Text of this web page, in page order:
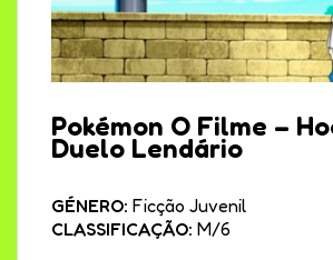
Pokémon O Filme –
Duelo Lendário
GÉNERO: Ficção Juvenil
CLASSIFICAÇÃO: M/6